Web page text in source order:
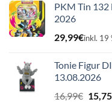
PKM Tin 132
2026
29,99€inkl. 19
Tonie Figur
13.08.2026
16,99€
Preis
15,75